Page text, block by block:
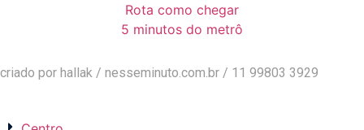
Rota como chegar
5 minutos do metrô
criado por hallak / nesseminuto.com.br / 11 99803 3929